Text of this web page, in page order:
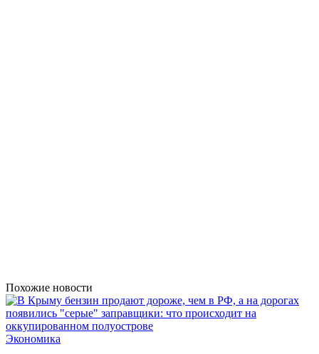
Похожие новости
Экономика